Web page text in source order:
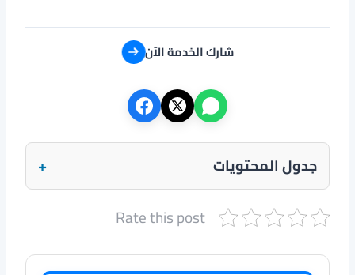
شارك الخدمة الآن
جدول المحتويات +
Rate this post